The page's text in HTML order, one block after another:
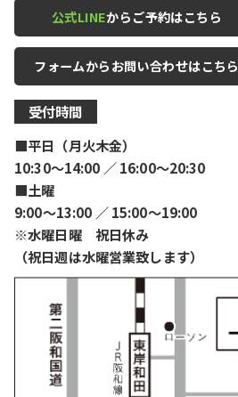
公式LINEからご予約はこちら
フォームからお問い合わせはこちら
受付時間
■平日（月火木金）
10:30〜14:00 ／ 16:00〜20:30
■土曜
9:00〜13:00 ／ 15:00〜19:00
※水曜日曜 祝日休み
（祝日週は水曜営業致します）